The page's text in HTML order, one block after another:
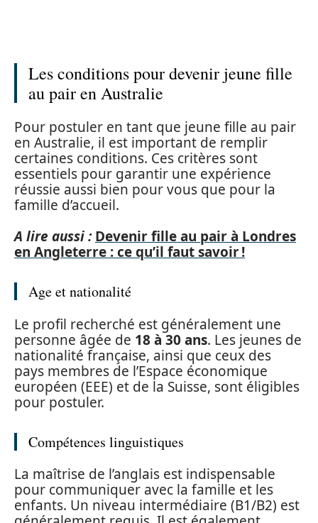
Les conditions pour devenir jeune fille
au pair en Australie
Pour postuler en tant que jeune fille au pair
en Australie, il est important de remplir
certaines conditions. Ces critères sont
essentiels pour garantir une expérience
réussie aussi bien pour vous que pour la
famille d’accueil.
A lire aussi : Devenir fille au pair à Londres
en Angleterre : ce qu’il faut savoir !
Age et nationalité
Le profil recherché est généralement une
personne âgée de 18 à 30 ans. Les jeunes de
nationalité française, ainsi que ceux des
pays membres de l’Espace économique
européen (EEE) et de la Suisse, sont éligibles
pour postuler.
Compétences linguistiques
La maîtrise de l’anglais est indispensable
pour communiquer avec la famille et les
enfants. Un niveau intermédiaire (B1/B2) est